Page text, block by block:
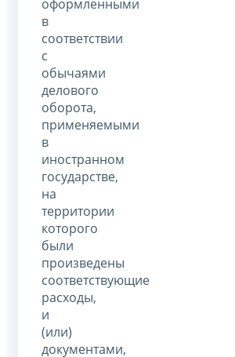
оформленными
в
соответствии
с
обычаями
делового
оборота,
применяемыми
в
иностранном
государстве,
на
территории
которого
были
произведены
соответствующие
расходы,
и
(или)
документами,